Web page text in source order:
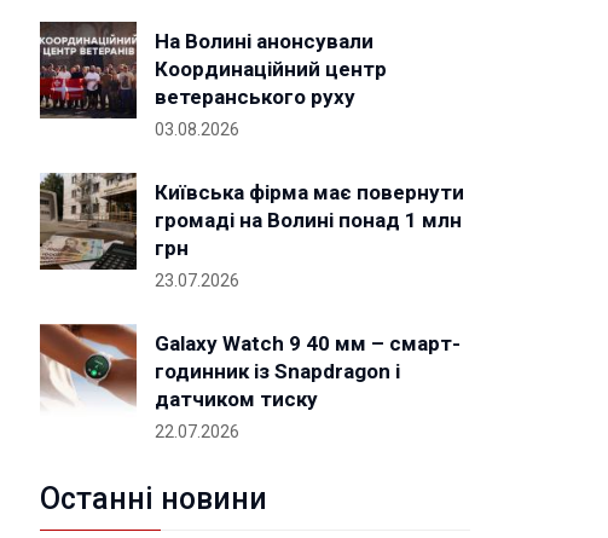
На Волині анонсували
Координаційний центр
ветеранського руху
03.08.2026
Київська фірма має повернути
громаді на Волині понад 1 млн
грн
23.07.2026
Galaxy Watch 9 40 мм – смарт-
годинник із Snapdragon і
датчиком тиску
22.07.2026
Останні новини